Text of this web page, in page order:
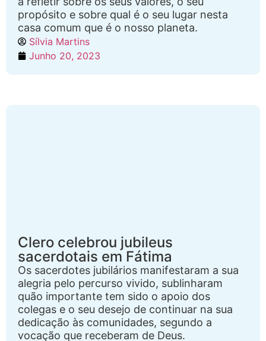
propósito e sobre qual é o seu lugar nesta
casa comum que é o nosso planeta.
Sílvia Martins
Junho 20, 2023
Clero celebrou jubileus
sacerdotais em Fátima
Os sacerdotes jubilários manifestaram a sua
alegria pelo percurso vivido, sublinharam
quão importante tem sido o apoio dos
colegas e o seu desejo de continuar na sua
dedicação às comunidades, segundo a
vocação que receberam de Deus.